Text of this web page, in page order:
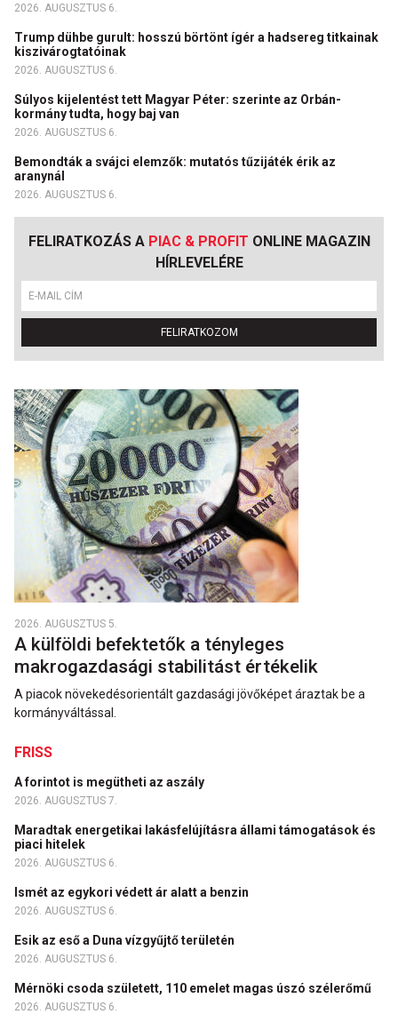
2026. AUGUSZTUS 6.
Trump dühbe gurult: hosszú börtönt ígér a hadsereg titkainak
kiszivárogtatóinak
2026. AUGUSZTUS 6.
Súlyos kijelentést tett Magyar Péter: szerinte az Orbán-
kormány tudta, hogy baj van
2026. AUGUSZTUS 6.
Bemondták a svájci elemzők: mutatós tűzijáték érik az
aranynál
2026. AUGUSZTUS 6.
FELIRATKOZÁS A PIAC & PROFIT ONLINE MAGAZIN
HÍRLEVELÉRE
FELIRATKOZOM
2026. AUGUSZTUS 5.
A külföldi befektetők a tényleges
makrogazdasági stabilitást értékelik
A piacok növekedésorientált gazdasági jövőképet áraztak be a
kormányváltással.
FRISS
A forintot is megütheti az aszály
2026. AUGUSZTUS 7.
Maradtak energetikai lakásfelújításra állami támogatások és
piaci hitelek
2026. AUGUSZTUS 6.
Ismét az egykori védett ár alatt a benzin
2026. AUGUSZTUS 6.
Esik az eső a Duna vízgyűjtő területén
2026. AUGUSZTUS 6.
Mérnöki csoda született, 110 emelet magas úszó szélerőmű
2026. AUGUSZTUS 6.